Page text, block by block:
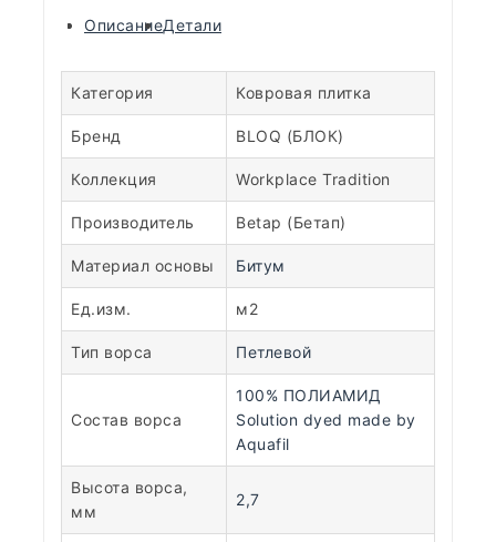
ОписаниеДетали
Категория Ковровая плитка
Бренд BLOQ (БЛОК)
Коллекция Workplace Tradition
Производитель Betap (Бетап)
Материал основы Битум
Ед.изм. м2
Тип ворса Петлевой
Состав ворса
100% ПОЛИАМИД
Solution dyed made by
Aquafil
Высота ворса,
мм
2,7